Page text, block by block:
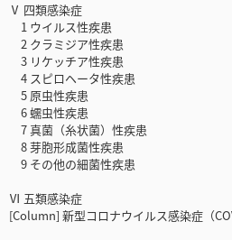
Ⅴ 四類感染症
1 ウイルス性疾患
2 クラミジア性疾患
3 リケッチア性疾患
4 スピロヘータ性疾患
5 原虫性疾患
6 蠕虫性疾患
7 真菌（糸状菌）性疾患
8 芽胞形成菌性疾患
9 その他の細菌性疾患
Ⅵ 五類感染症
[Column] 新型コロナウイルス感染症（